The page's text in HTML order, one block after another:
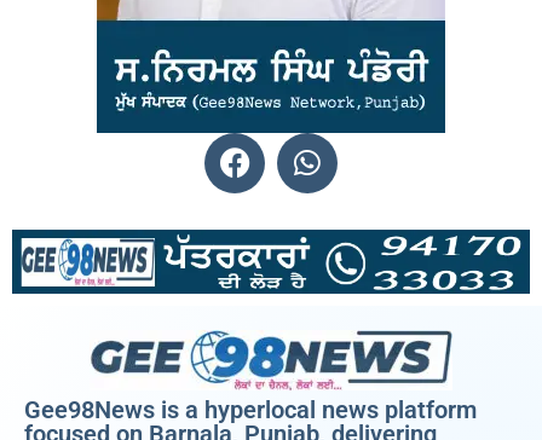
Gee98News is a hyperlocal news platform
focused on Barnala, Punjab, delivering